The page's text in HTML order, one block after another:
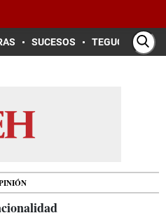
SUCESOS TEGUCIGALPA